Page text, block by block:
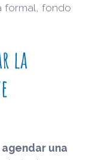
formal, fondo
la
agendar una